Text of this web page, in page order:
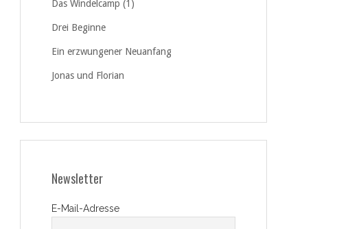
Das Windelcamp (1)
Drei Beginne
Ein erzwungener Neuanfang
Jonas und Florian
Newsletter
E-Mail-Adresse